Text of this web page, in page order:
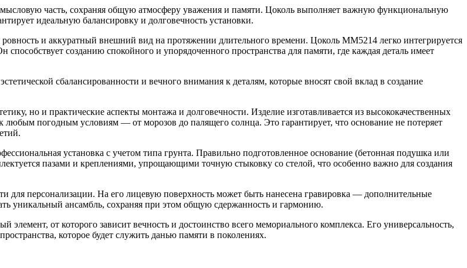
часть, сохраняя общую атмосферу уважения и памяти. Цоколь выполняет важную функциональную
идеальную балансировку и долговечность установки.
и аккуратный внешний вид на протяжении длительного времени. Цоколь ММ5214 легко интегрируется
созданию спокойного и упорядоченного пространства для памяти, где каждая деталь имеет
сбалансированности и вечного внимания к деталям, которые вносят свой вклад в создание
но и практические аспекты монтажа и долговечности. Изделие изготавливается из высококачественных
любым погодным условиям — от морозов до палящего солнца. Это гарантирует, что основание не потеряет
установка с учетом типа грунта. Правильно подготовленное основание (бетонная подушка или
пазами и креплениями, упрощающими точную стыковку со стелой, что особенно важно для создания
для персонализации. На его лицевую поверхность может быть нанесена гравировка — дополнительные
уникальный ансамбль, сохраняя при этом общую сдержанность и гармонию.
от которого зависит вечность и достоинство всего мемориального комплекса. Его универсальность,
которое будет служить данью памяти в поколениях.